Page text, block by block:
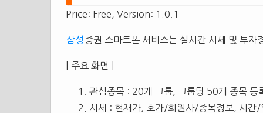
Price: Free, Version: 1.0.1
삼성 증권 스마트폰 서비스는 실시간 시세 및 투
[ 주요 화면 ]
관심종목 : 20개 그룹, 그룹당 50개 종목 등
시세 : 현재가, 호가/회원사/종목정보, 시간/